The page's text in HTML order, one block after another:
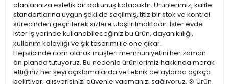
alanlarınıza estetik bir dokunuş katacaktır. Ürünlerimiz, kalite
standartlarına uygun şekilde seçilmiş, titiz bir stok ve kontrol
sürecinden geçirilerek sizlere ulaştırılmaktadır. İster evde
ister iş yerinde kullanabileceğiniz bu ürün, dayanıklılığı,
kullanım kolaylığı ve şık tasarımı ile öne çıkar.
Hepsicinde.com olarak müşteri memnuniyetini her zaman
ön planda tutuyoruz. Bu nedenle ürünlerimiz hakkında merak
ettiğiniz her şeyi açıklamalarda ve teknik detaylarda açıkça
belirtiyor, alışverişinizi güvenle yapmanızı sağlıyoruz. ⚙️ Ürün